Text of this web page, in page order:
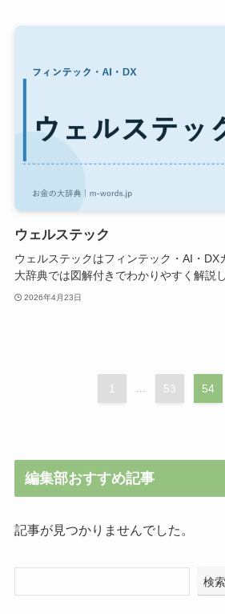
ウェルステック
ウェルステックはフィンテック・AI・DX
大辞典では図解付きでわかりやすく解説し
2026年4月23日
1 ... 53 54
編集部おすすめ記事
記事が見つかりませんでした。
検索